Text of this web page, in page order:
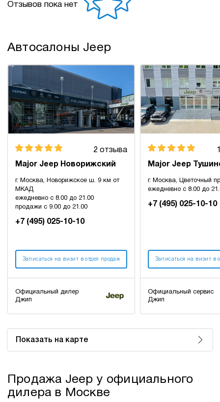
Отзывов пока нет
Показать на карте
Автосалоны Jeep
2 отзыва
Major Jeep Новорижский
г. Москва, Новорижское ш. 9 км от
МКАД
ежедневно с 8.00 до 21.00
продажи с 9.00 до 21.00
+7 (495) 025-10-10
Записаться на визит в отдел продаж
Официальный дилер
Джип
Major Jeep
г. Москва, Цветочный
ежедневно с 8.00 до
+7 (495) 025-10-10
Записаться на визит в
Официальный сервис
Джип
Продажа Jeep у официального
дилера в Москве